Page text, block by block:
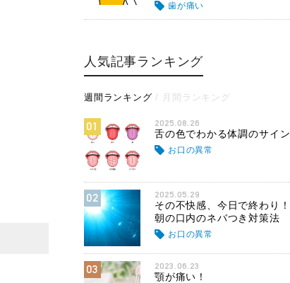
歯が痛い
人気記事ランキング
週間ランキング 月間ランキング
01 2025.08.26
舌の色でわかる体調のサイン
お口の異常
02 2025.05.29
その不快感、今日で終わり！
朝の口内のネバつき対策法
お口の異常
03 2023.06.23
顎が痛い！